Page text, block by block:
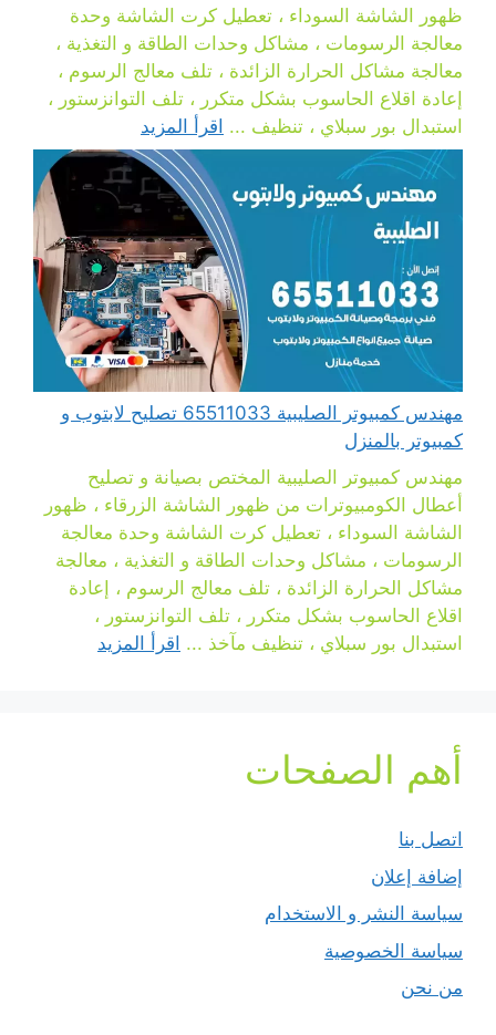
ظهور الشاشة السوداء ، تعطيل كرت الشاشة وحدة
معالجة الرسومات ، مشاكل وحدات الطاقة و التغذية ،
معالجة مشاكل الحرارة الزائدة ، تلف معالج الرسوم ،
إعادة اقلاع الحاسوب بشكل متكرر ، تلف التوانزستور ،
استبدال بور سبلاي ، تنظيف ... اقرأ المزيد
مهندس كمبيوتر الصليبية 65511033 تصليح لابتوب و
كمبيوتر بالمنزل
مهندس كمبيوتر الصليبية المختص بصيانة و تصليح
أعطال الكومبيوترات من ظهور الشاشة الزرقاء ، ظهور
الشاشة السوداء ، تعطيل كرت الشاشة وحدة معالجة
الرسومات ، مشاكل وحدات الطاقة و التغذية ، معالجة
مشاكل الحرارة الزائدة ، تلف معالج الرسوم ، إعادة
اقلاع الحاسوب بشكل متكرر ، تلف التوانزستور ،
استبدال بور سبلاي ، تنظيف مآخذ ... اقرأ المزيد
أهم الصفحات
اتصل بنا
إضافة إعلان
سياسة النشر و الاستخدام
سياسة الخصوصية
من نحن